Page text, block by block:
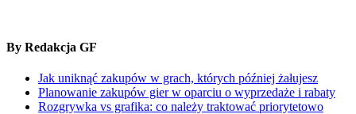
By Redakcja GF
Jak uniknąć zakupów w grach, których później żałujesz
Planowanie zakupów gier w oparciu o wyprzedaże i rabaty
Rozgrywka vs grafika: co należy traktować priorytetowo